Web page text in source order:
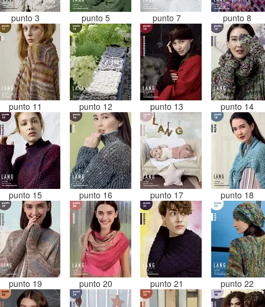
punto 3 punto 5 punto 7 punto 8
punto 11 punto 12 punto 13 punto 14
punto 15 punto 16 punto 17 punto 18
punto 19 punto 20 punto 21 punto 22